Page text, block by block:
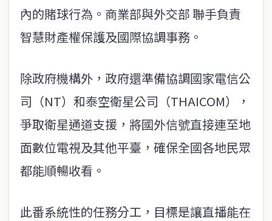
內的賭球行為。商業部與外交部 聯手負責
智慧財產權保護及國際協調事務。
除政府機構外，政府還準備協調國家電信公
司（NT）和泰空衛星公司（THAICOM），
爭取衛星通道支援，將國外信號直接連至地
面數位電視及其他平臺，確保全國各地民眾
都能順暢收看。
此番系統性的任務分工，目標是讓直播能在